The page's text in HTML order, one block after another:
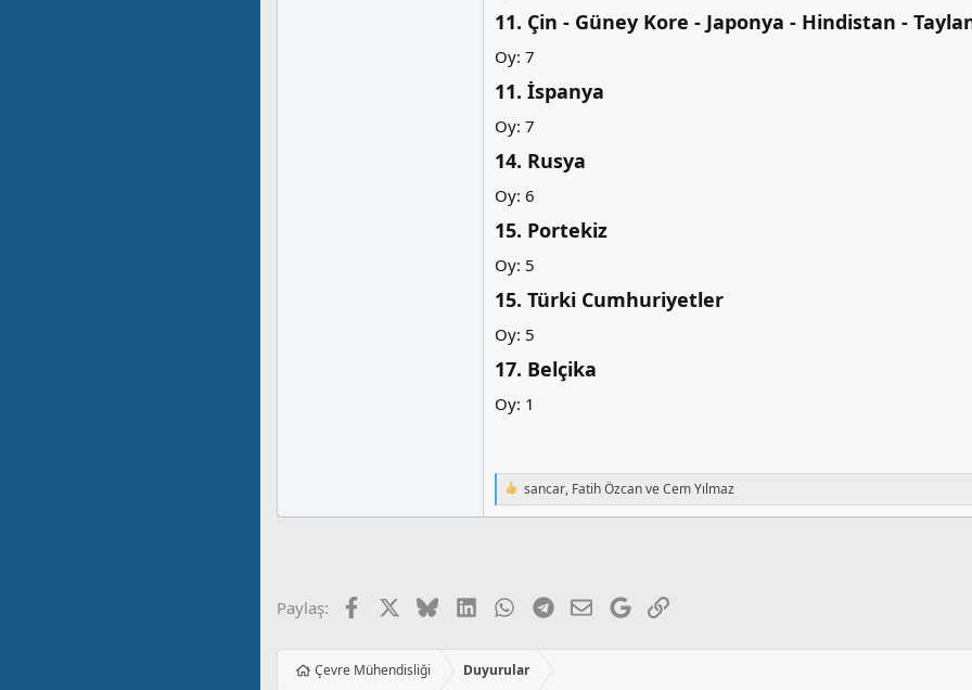
11. Çin - Güney Kore - Japonya - Hindistan -
Oy: 7
11. İspanya​
Oy: 7
14. Rusya​
Oy: 6
15. Portekiz​
Oy: 5
15. Türki Cumhuriyetler​
Oy: 5
17. Belçika​
Oy: 1
T
e
e
r
sancar, Fatih ÖzcanveCem Yılmaz
Paylaş: Facebook BlueskyLinkedInWhatsApp
Telegram
E-postaGoogleLink
Çevre Mühendisliği Duyurular